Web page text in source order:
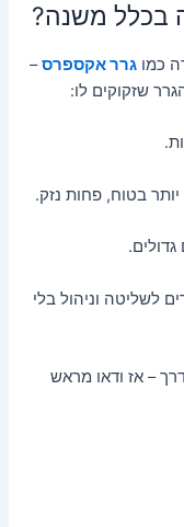
בכלל משנה?
כמוגרר אקספרס–
שזקוקים לו:
בטוח, פחות נזק.
לשליטה וניהול בלי
– אז ודאו מראש